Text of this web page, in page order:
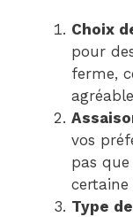
Choix
pour
ferme,
vos
pas
certaine
Type